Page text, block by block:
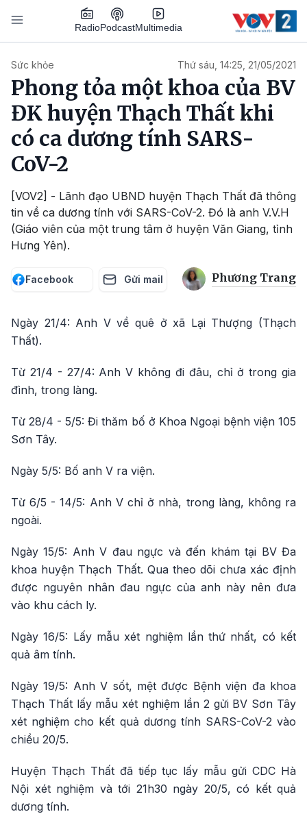
Nhảy đến nội dung
RadioPodcastMultimedia
Sức khỏe Thứ sáu, 14:25, 21/05/2021
Phong tỏa một khoa của BV
ĐK huyện Thạch Thất khi
có ca dương tính SARS-
CoV-2
[VOV2] - Lãnh đạo UBND huyện Thạch Thất đã thông
tin về ca dương tính với SARS-CoV-2. Đó là anh V.V.H
(Giáo viên của một trung tâm ở huyện Văn Giang, tỉnh
Hưng Yên).
Facebook Gửi mail Phương Trang
Ngày 21/4: Anh V về quê ở xã Lại Thượng (Thạch
Thất).
Từ 21/4 - 27/4: Anh V không đi đâu, chỉ ở trong gia
đình, trong làng.
Từ 28/4 - 5/5: Đi thăm bố ở Khoa Ngoại bệnh viện 105
Sơn Tây.
Ngày 5/5: Bố anh V ra viện.
Từ 6/5 - 14/5: Anh V chỉ ở nhà, trong làng, không ra
ngoài.
Ngày 15/5: Anh V đau ngực và đến khám tại BV Đa
khoa huyện Thạch Thất. Qua theo dõi chưa xác định
được nguyên nhân đau ngực của anh này nên đưa
vào khu cách ly.
Ngày 16/5: Lấy mẫu xét nghiệm lần thứ nhất, có kết
quả âm tính.
Ngày 19/5: Anh V sốt, mệt được Bệnh viện đa khoa
Thạch Thất lấy mẫu xét nghiệm lần 2 gửi BV Sơn Tây
xét nghiệm cho kết quả dương tính SARS-CoV-2 vào
chiều 20/5.
Huyện Thạch Thất đã tiếp tục lấy mẫu gửi CDC Hà
Nội xét nghiệm và tới 21h30 ngày 20/5, có kết quả
dương tính.